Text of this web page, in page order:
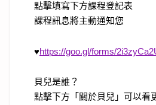
點擊填寫下方課程登記表
課程訊息將主動通知您
♥https://goo.gl/forms/
貝兒是誰？
點擊下方「關於貝兒」可以看